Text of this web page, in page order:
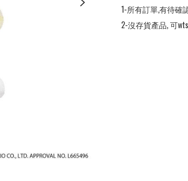
1-所有訂單,有待確
2-沒存貨產品, 可